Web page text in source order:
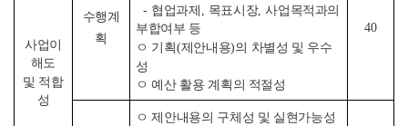
사업이
해도
및 적합
성
수행계
획
- 협업과제 목표시장,사업목적과의
부합여부 등
ㅇ 기획(제안내용)의 차별성 및 우수
성
ㅇ 예산 활용 계획의 적절성
40
ㅇ 제안내용의 구체성 및 실현가능성